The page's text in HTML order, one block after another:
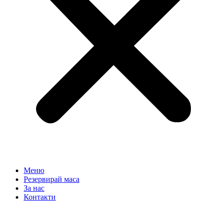
Меню
Резервирай маса
За нас
Контакти